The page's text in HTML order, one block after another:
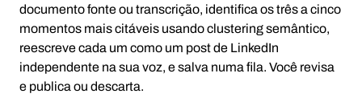
documento fonte ou transcrição, identifica os três a cinco
momentos mais citáveis usando clustering semântico,
reescreve cada um como um post de LinkedIn
independente na sua voz, e salva numa fila. Você revisa
e publica ou descarta.